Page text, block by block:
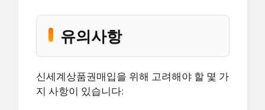
유의사항
신세계상품권매입을 위해 고려해야 할 몇 가
지 사항이 있습니다: